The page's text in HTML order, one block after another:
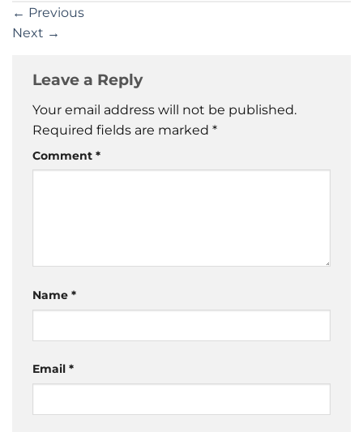
← Previous
Next →
Leave a Reply
Your email address will not be published.
Required fields are marked *
Comment *
Name *
Email *